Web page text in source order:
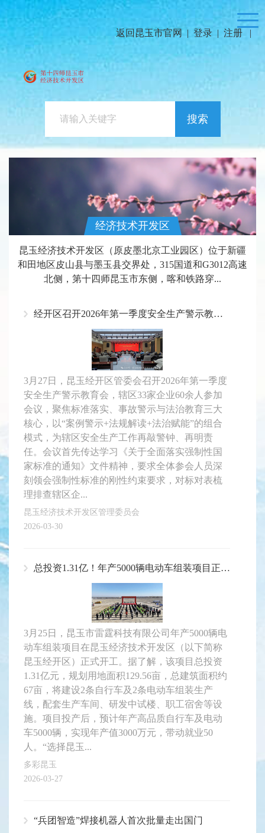
返回昆玉市官网 | 登录 | 注册 |
搜索
经济技术开发区
昆玉经济技术开发区（原皮墨北京工业园区）位于新疆
和田地区皮山县与墨玉县交界处，315国道和G3012高速
北侧，第十四师昆玉市东侧，喀和铁路穿...
经开区召开2026年第一季度安全生产警示教育会——筑牢法治安全防线
3月27日，昆玉经开区管委会召开2026年第一季度
安全生产警示教育会，辖区33家企业60余人参加
会议，聚焦标准落实、事故警示与法治教育三大
核心，以“案例警示+法规解读+法治赋能”的组合
模式，为辖区安全生产工作再敲警钟、再明责
任。会议首先传达学习《关于全面落实强制性国
家标准的通知》文件精神，要求全体参会人员深
刻领会强制性标准的刚性约束要求，对标对表梳
理排查辖区企...
昆玉经济技术开发区管理委员会
2026-03-30
总投资1.31亿！年产5000辆电动车组装项目正式开工
3月25日，昆玉市雷霆科技有限公司年产5000辆电
动车组装项目在昆玉经济技术开发区（以下简称
昆玉经开区）正式开工。据了解，该项目总投资
1.31亿元，规划用地面积129.56亩，总建筑面积约
67亩，将建设2条自行车及2条电动车组装生产
线，配套生产车间、研发中试楼、职工宿舍等设
施。项目投产后，预计年产高品质自行车及电动
车5000辆，实现年产值3000万元，带动就业50
人。“选择昆玉...
多彩昆玉
2026-03-27
“兵团智造”焊接机器人首次批量走出国门